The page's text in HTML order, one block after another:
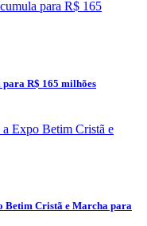
R$ 165 milhões
Betim Cristã e Marcha para